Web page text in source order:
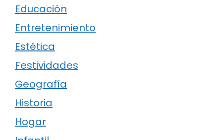
Educación
Entretenimiento
Estética
Festividades
Geografía
Historia
Hogar